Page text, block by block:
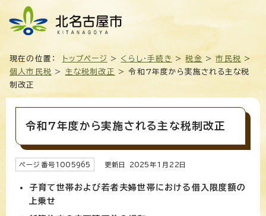
現在の位置： トップページ > くらし・手続き >税金 >市民税
>
個人市民税
> 主な税制改正
> 令和7年度から実施される主な税
制改正
令和7年度から実施される主な税制改正
ページ番号1005965 更新日 2025年1月 22 日
子育て世帯および若者夫婦世帯における借入限度額の
上乗せ